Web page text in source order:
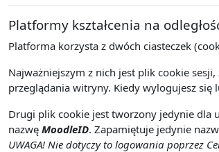
Platformy kształcenia na
Platforma korzysta z dwóch ciasteczek
Najważniejszym z nich jest plik cookie
przeglądania witryny. Kiedy wylogujesz się
Drugi plik cookie jest tworzony jedynie dla
nazwę MoodleID. Zapamiętuje jedynie
UWAGA! Nie dotyczy to logowania poprzez